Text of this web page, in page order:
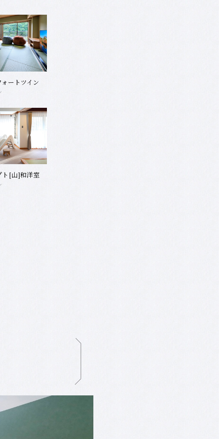
ートツイン
ト[山]和洋室